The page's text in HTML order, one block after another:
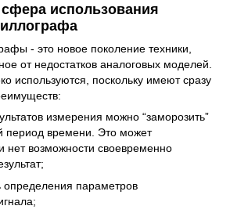
использования
- это новое поколение техники,
от недостатков аналоговых моделей.
используются, поскольку имеют сразу
измерения можно “заморозить”
период времени. Это может
нет возможности своевременно
определения параметров